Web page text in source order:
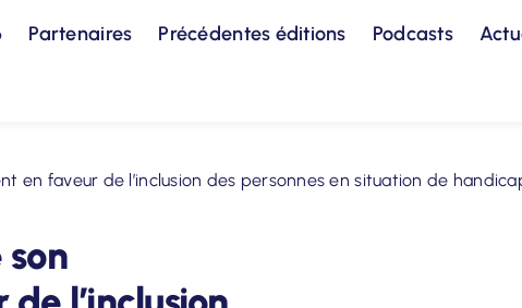
Partenaires Précédentes éditions Podcasts
en faveur de l’inclusion des personnes en situation de